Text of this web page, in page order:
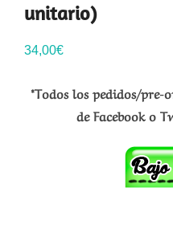
unitario)
34,00€
*Todos los pedidos/
de Facebook o